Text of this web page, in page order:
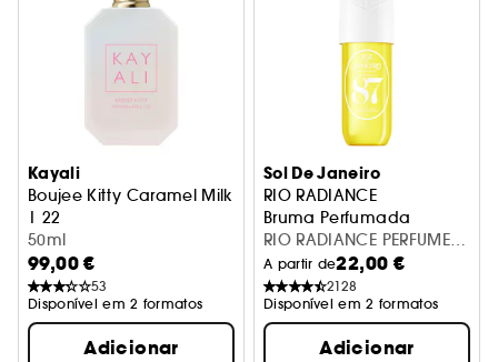
Kayali
Boujee Kitty Caramel Milk
| 22
Eau De Parfum
50ml
99,00 €
53
Disponível em 2 formatos
Adicionar
Sol De Janeiro
RIO RADIANCE
Bruma Perfumada
RIO RADIANCE PERFUME
MIST
A partir de22,00 €
2128
Disponível em 2 formatos
Adicionar